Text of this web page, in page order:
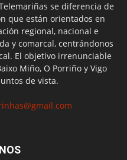
se diferencia de
que están orientados en
regional, nacional e
y comarcal, centrándonos
El objetivo irrenunciable
Miño, O Porriño y Vigo
de vista.